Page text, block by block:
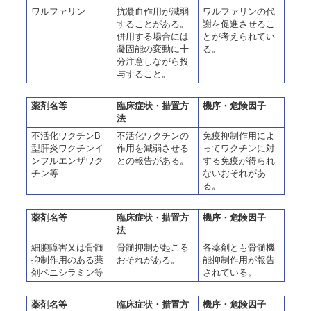
ワルファリン
抗凝血作用が減弱
することがある。
併用する場合には
凝固能の変動に十
分注意しながら投
与すること。
ワルファリンの代
謝を促進させるこ
とが考えられてい
る。
薬剤名等
臨床症状・措置方
法
機序・危険因子
不活化ワクチンB
型肝炎ワクチンイ
ンフルエンザワク
チン等
不活化ワクチンの
作用を減弱させる
との報告がある。
免疫抑制作用によ
ってワクチンに対
する免疫が得られ
ないおそれがあ
る。
薬剤名等
臨床症状・措置方
法
機序・危険因子
細胞障害又は骨髄
抑制作用のある薬
剤ペニシラミン等
骨髄抑制が起こる
おそれがある。
各薬剤とも骨髄機
能抑制作用が報告
されている。
薬剤名等 臨床症状・措置方 機序・危険因子